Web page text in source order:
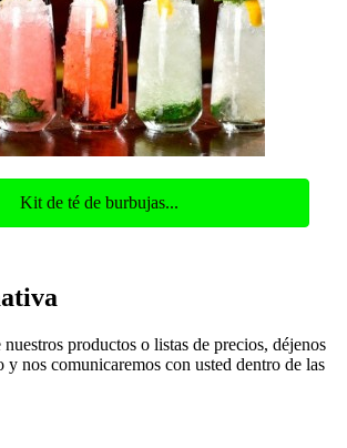
Kit de té de burbujas...
nuestros productos o listas de precios, déjenos
y nos comunicaremos con usted dentro de las